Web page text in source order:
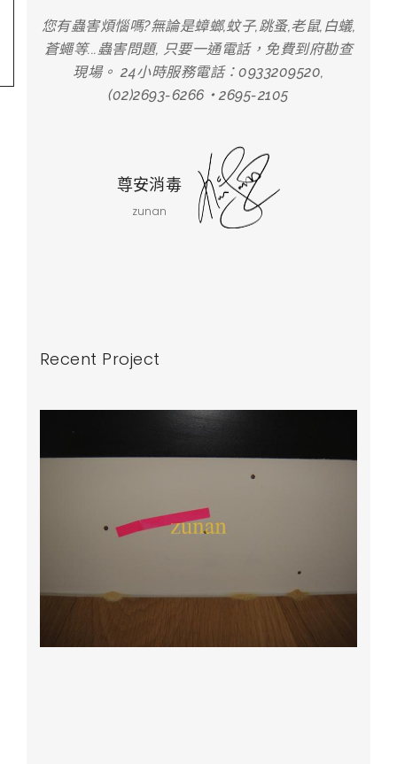
您有蟲害煩惱嗎?無論是蟑螂,蚊子,跳蚤,老鼠,白蟻,
蒼蠅等...蟲害問題, 只要一通電話，免費到府勘查
現場。 24小時服務電話：0933209520,
(02)2693-6266‧2695-2105
尊安消毒
zunan
Recent Project